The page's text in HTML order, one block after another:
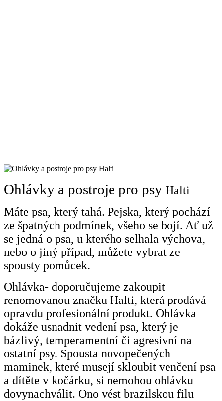
Ohlávky a postroje pro psy Halti
Máte psa, který tahá. Pejska, který pochází
ze špatných podmínek, všeho se bojí. Ať už
se jedná o psa, u kterého selhala výchova,
nebo o jiný případ, můžete vybrat ze
spousty pomůcek.
Ohlávka- doporučujeme zakoupit
renomovanou značku Halti, která prodává
opravdu profesionální produkt. Ohlávka
dokáže usnadnit vedení psa, který je
bázlivý, temperamentní či agresivní na
ostatní psy. Spousta novopečených
maminek, které musejí skloubit venčení psa
a dítěte v kočárku, si nemohou ohlávku
dovynachválit. Ono vést brazilskou filu